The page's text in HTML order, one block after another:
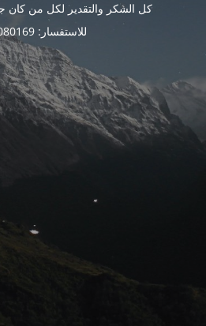
كل الشكر والتقدير لكل من كان
للاستفسار: 0928080169